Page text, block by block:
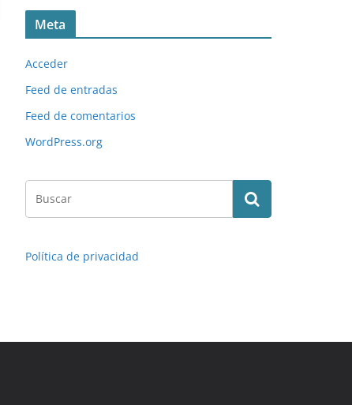
Meta
Acceder
Feed de entradas
Feed de comentarios
WordPress.org
Política de privacidad